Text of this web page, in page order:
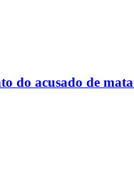
do acusado de